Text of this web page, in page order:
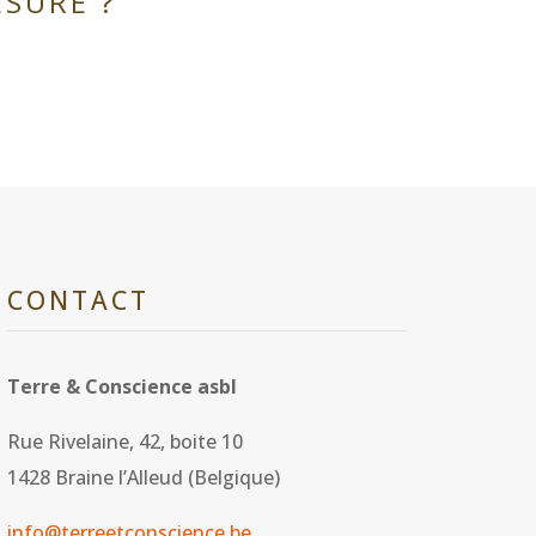
CONTACT
Terre & Conscience asbl
Rue Rivelaine, 42, boite 10
1428 Braine l’Alleud (Belgique)